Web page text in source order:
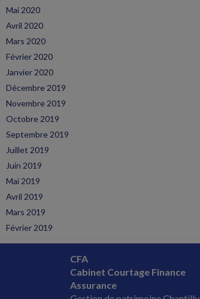
Mai 2020
Avril 2020
Mars 2020
Février 2020
Janvier 2020
Décembre 2019
Novembre 2019
Octobre 2019
Septembre 2019
Juillet 2019
Juin 2019
Mai 2019
Avril 2019
Mars 2019
Février 2019
CFA
Cabinet Courtage Finance
Assurance